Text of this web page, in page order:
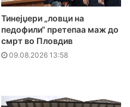
Тинејџери „ловци на
педофили“ претепаа маж до
смрт во Пловдив
09.08.2026 13:58